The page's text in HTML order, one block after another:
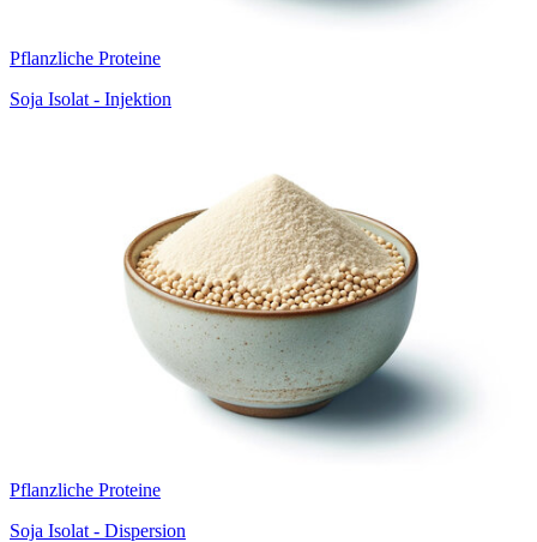
Pflanzliche Proteine
Soja Isolat - Injektion
Pflanzliche Proteine
Soja Isolat - Dispersion